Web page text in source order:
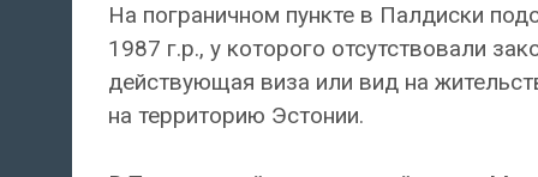
На пограничном пункте в Палдиски
1987 г.р., у которого отсутствовали
действующая виза или вид на
на территорию Эстонии.